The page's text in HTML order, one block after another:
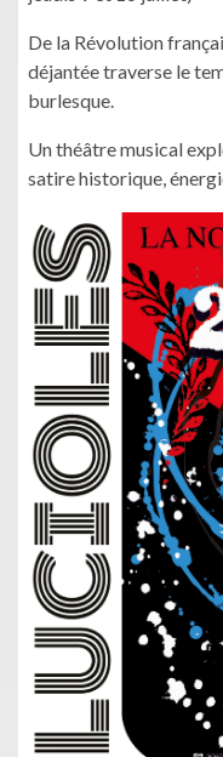
De la Révolution
déjantée traverse le
burlesque.
Un théâtre musical
satire historique,